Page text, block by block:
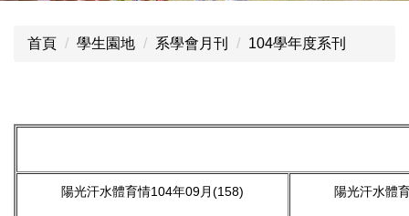
首頁 學生園地 系學會月刊 104學年度系刊
陽光汗水體育情104年09月(158) 陽光汗水體